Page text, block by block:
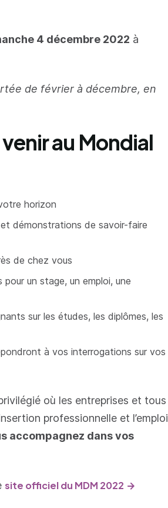
4 décembre 2022 à
de février à décembre, en
au Mondial
horizon
et démonstrations de savoir-faire
de chez vous
un stage, un emploi, une
sur les études, les diplômes, les
à vos interrogations sur vos
où les entreprises et tous
professionnelle et l’emploi
accompagnez dans vos
site officiel du MDM 2022